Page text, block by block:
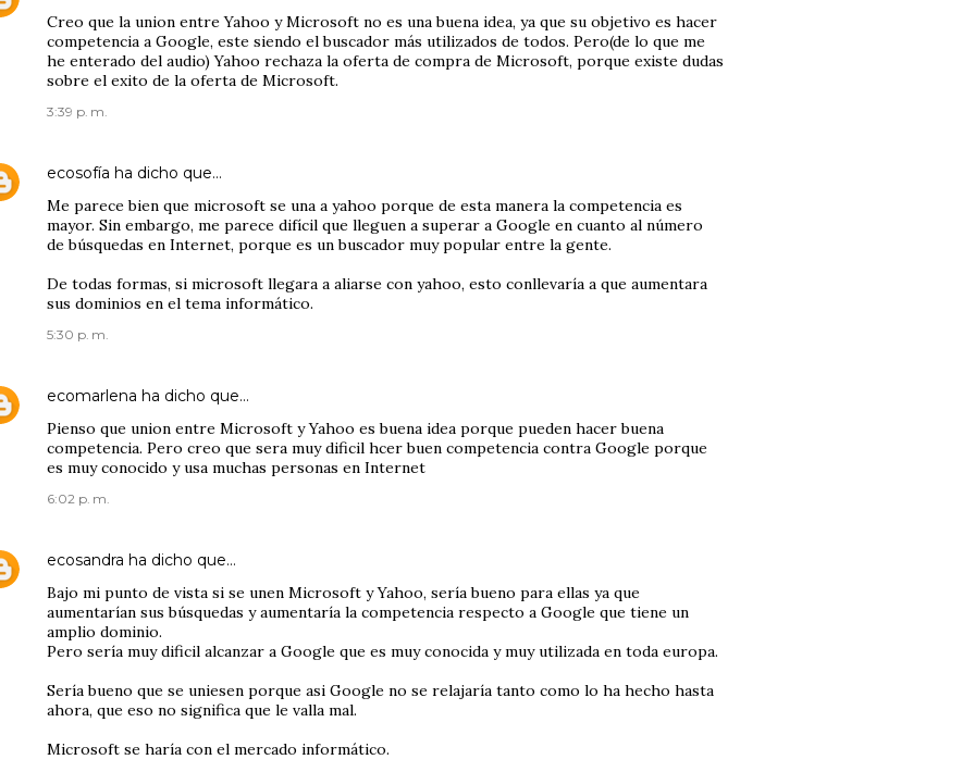
Creo que la union entre Yahoo y Microsoft no es una buena idea, ya que su objetivo es hacer
competencia a Google, este siendo el buscador más utilizados de todos. Pero(de lo que me
he enterado del audio) Yahoo rechaza la oferta de compra de Microsoft, porque existe dudas
sobre el exito de la oferta de Microsoft.
3:39 p. m.
ecosofía ha dicho que…
Me parece bien que microsoft se una a yahoo porque de esta manera la competencia es
mayor. Sin embargo, me parece difícil que lleguen a superar a Google en cuanto al número
de búsquedas en Internet, porque es un buscador muy popular entre la gente.
De todas formas, si microsoft llegara a aliarse con yahoo, esto conllevaría a que aumentara
sus dominios en el tema informático.
5:30 p. m.
ecomarlena ha dicho que…
Pienso que union entre Microsoft y Yahoo es buena idea porque pueden hacer buena
competencia. Pero creo que sera muy dificil hcer buen competencia contra Google porque
es muy conocido y usa muchas personas en Internet
6:02 p. m.
ecosandra ha dicho que…
Bajo mi punto de vista si se unen Microsoft y Yahoo, sería bueno para ellas ya que
aumentarían sus búsquedas y aumentaría la competencia respecto a Google que tiene un
amplio dominio.
Pero sería muy dificil alcanzar a Google que es muy conocida y muy utilizada en toda europa.
Sería bueno que se uniesen porque asi Google no se relajaría tanto como lo ha hecho hasta
ahora, que eso no significa que le valla mal.
Microsoft se haría con el mercado informático.